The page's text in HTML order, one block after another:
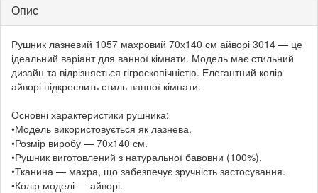
Опис
Рушник лазневий 1057 махровий 70х140 см айворі 3014 — це
ідеальний варіант для ванної кімнати. Модель має стильний
дизайн та відрізняється гігроскопічністю. Елегантний колір
айворі підкреслить стиль ванної кімнати.
Основні характеристики рушника:
•Модель використовується як лазнева.
•Розмір виробу — 70х140 см.
•Рушник виготовлений з натуральної бавовни (100%).
•Тканина — махра, що забезпечує зручність застосування.
•Колір моделі — айворі.